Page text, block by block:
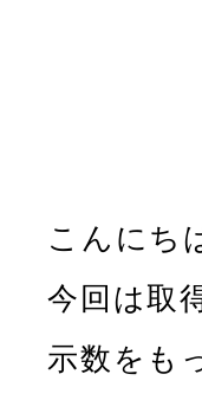
こんにち
今回は取
示数をも